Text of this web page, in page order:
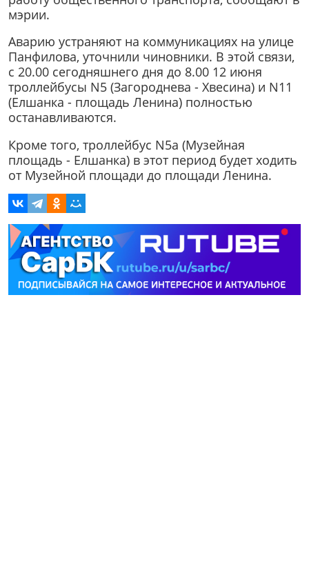
мэрии.
Аварию устраняют на коммуникациях на улице
Панфилова, уточнили чиновники. В этой связи,
с 20.00 сегодняшнего дня до 8.00 12 июня
троллейбусы N5 (Загороднева - Хвесина) и N11
(Елшанка - площадь Ленина) полностью
останавливаются.
Кроме того, троллейбус N5а (Музейная
площадь - Елшанка) в этот период будет ходить
от Музейной площади до площади Ленина.